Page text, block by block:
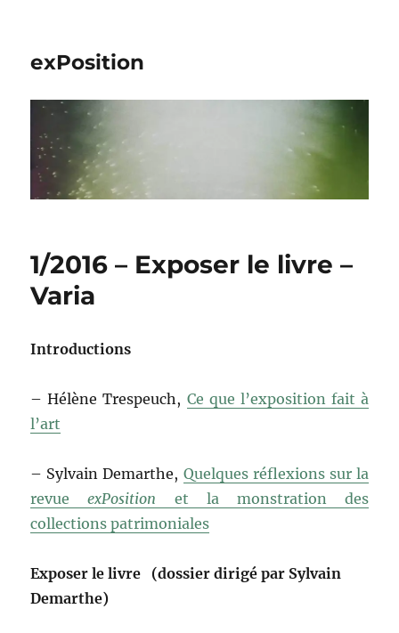
exPosition
1/2016 – Exposer le livre –
Varia
Introductions
– Hélène Trespeuch, Ce que l’exposition fait à
l’art
– Sylvain Demarthe, Quelques réflexions sur la
revueexPosition et la monstration des
collections patrimoniales
Exposer le livre (dossier dirigé par Sylvain
Demarthe)